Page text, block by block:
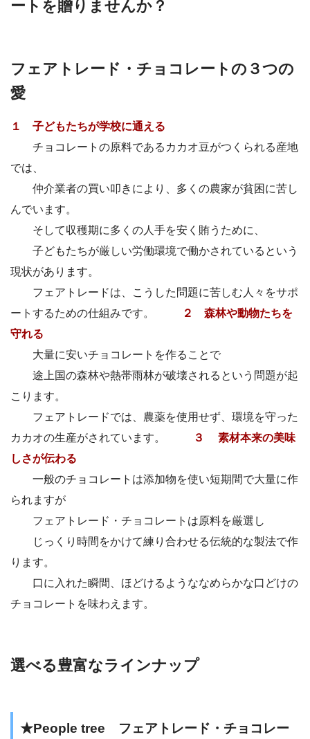
ートを贈りませんか？
フェアトレード・チョコレートの３つの
愛
１ 子どもたちが学校に通える
チョコレートの原料であるカカオ豆がつくられる産地
では、
仲介業者の買い叩きにより、多くの農家が貧困に苦し
んでいます。
そして収穫期に多くの人手を安く賄うために、
子どもたちが厳しい労働環境で働かされているという
現状があります。
フェアトレードは、こうした問題に苦しむ人々をサポ
ートするための仕組みです。
２ 森林や動物たちを
守れる
大量に安いチョコレートを作ることで
途上国の森林や熱帯雨林が破壊されるという問題が起
こります。
フェアトレードでは、農薬を使用せず、環境を守った
カカオの生産がされています。
３ 素材本来の美味
しさが伝わる
一般のチョコレートは添加物を使い短期間で大量に作
られますが
フェアトレード・チョコレートは原料を厳選し
じっくり時間をかけて練り合わせる伝統的な製法で作
ります。
口に入れた瞬間、ほどけるようななめらかな口どけの
チョコレートを味わえます。
選べる豊富なラインナップ
★People tree フェアトレード・チョコレー